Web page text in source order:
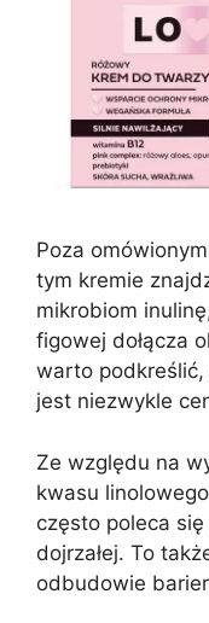
Poza
tym kremie
mikrobiom
figowej dołącza
warto
jest niezwykle
Ze względu na
kwasu
często poleca
dojrzałej. To
odbudowie